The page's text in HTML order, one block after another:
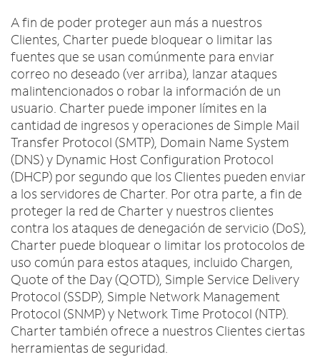
A fin de poder proteger aun más a nuestros
Clientes, Charter puede bloquear o limitar las
fuentes que se usan comúnmente para enviar
correo no deseado (ver arriba), lanzar ataques
malintencionados o robar la información de un
usuario. Charter puede imponer límites en la
cantidad de ingresos y operaciones de Simple Mail
Transfer Protocol (SMTP), Domain Name System
(DNS) y Dynamic Host Configuration Protocol
(DHCP) por segundo que los Clientes pueden enviar
a los servidores de Charter. Por otra parte, a fin de
proteger la red de Charter y nuestros clientes
contra los ataques de denegación de servicio (DoS),
Charter puede bloquear o limitar los protocolos de
uso común para estos ataques, incluido Chargen,
Quote of the Day (QOTD), Simple Service Delivery
Protocol (SSDP), Simple Network Management
Protocol (SNMP) y Network Time Protocol (NTP).
Charter también ofrece a nuestros Clientes ciertas
herramientas de seguridad.